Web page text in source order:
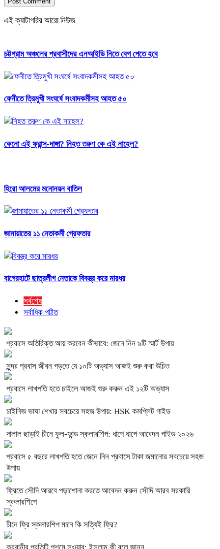
এই ক্যাটাগরির আরো নিউজ
চট্টগ্রাম অঞ্চলের প্রবাসীদের এনআইডি নিতে বেগ পেতে হবে
ফেনীতে ত্রিমুখী সংঘর্ষে সংবাদকর্মীসহ আহত ৫০
কেনো এই ফ্রান্স-দাঙ্গা? নিহত তরুণ কে এই নাহেল?
হিরো আলমের মনোনয়ন বাতিল
জামায়াতের ১১ নেতাকর্মী গ্রেফতার
বাগেরহাটে ছাত্রলীগ নেতাকে বিবস্ত্র করে মারধর
সর্বশেষ
সর্বাধিক পঠিত
প্রবাসে অতিরিক্ত আয় করবেন কীভাবে: জেনে নিন ৯টি স্মার্ট উপায়
সুন্দর প্রবাস জীবন গড়তে যে ১০টি অভ্যাস আজই শুরু করা উচিত
প্রবাসে লাখপতি হতে চাইলে আজই শুরু করুন এই ১২টি অভ্যাস
চাইনিজ ভাষা শেখার সবচেয়ে সহজ উপায়: HSK কমপ্লিট গাইড
দালাল ছাড়াই চীনে ফুল-ফান্ড স্কলারশিপ: ধাপে ধাপে আবেদন গাইড ২০২৬
প্রবাসে ৫ বছরে লাখপতি হতে জেনে নিন প্রবাসে টাকা জমানোর সবচেয়ে সহজ
উপায়
ফ্রিতে সৌদি আরবে পড়াশোনা করতে আবেদন করুন সৌদি আরব সরকারি
স্কলারশিপে
চীনে ফ্রি স্কলারশিপ মানে কি সত্যিই ফ্রি?